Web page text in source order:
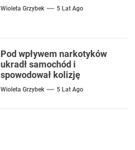
Wioleta Grzybek 5 Lat Ago
Pod wpływem narkotyków
ukradł samochód i
spowodował kolizję
Wioleta Grzybek 5 Lat Ago